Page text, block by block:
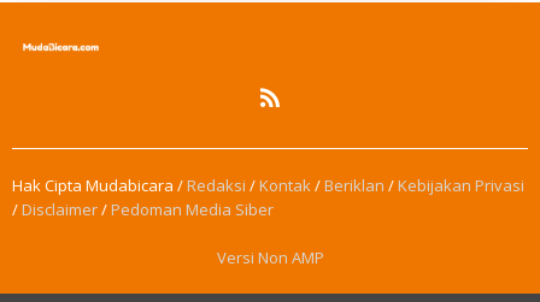
Hak Cipta Mudabicara /Redaksi /Kontak/Beriklan /Kebijakan Privasi
/Disclaimer/Pedoman Media Siber
Versi Non AMP